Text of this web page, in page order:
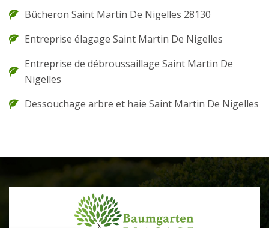
Bûcheron Saint Martin De Nigelles 28130
Entreprise élagage Saint Martin De Nigelles
Entreprise de débroussaillage Saint Martin De
Nigelles
Dessouchage arbre et haie Saint Martin De Nigelles